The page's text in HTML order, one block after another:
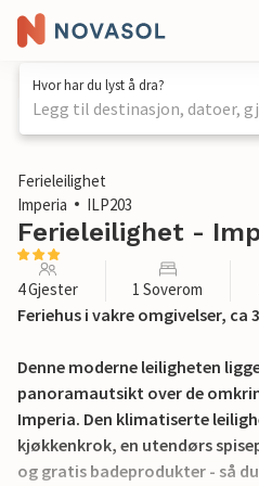
Hvor har du lyst å dra?
Legg til destinasjon, datoer,
1 / 28
Ferieleilighet
Imperia
ILP203
Ferieleilighet -
4 Gjester 1 Soverom
Feriehus i vakre omgivelser, ca
Denne moderne leiligheten
panoramautsikt over de
Imperia. Den klimatiserte
kjøkkenkrok, en utendørs
og gratis badeprodukter - så